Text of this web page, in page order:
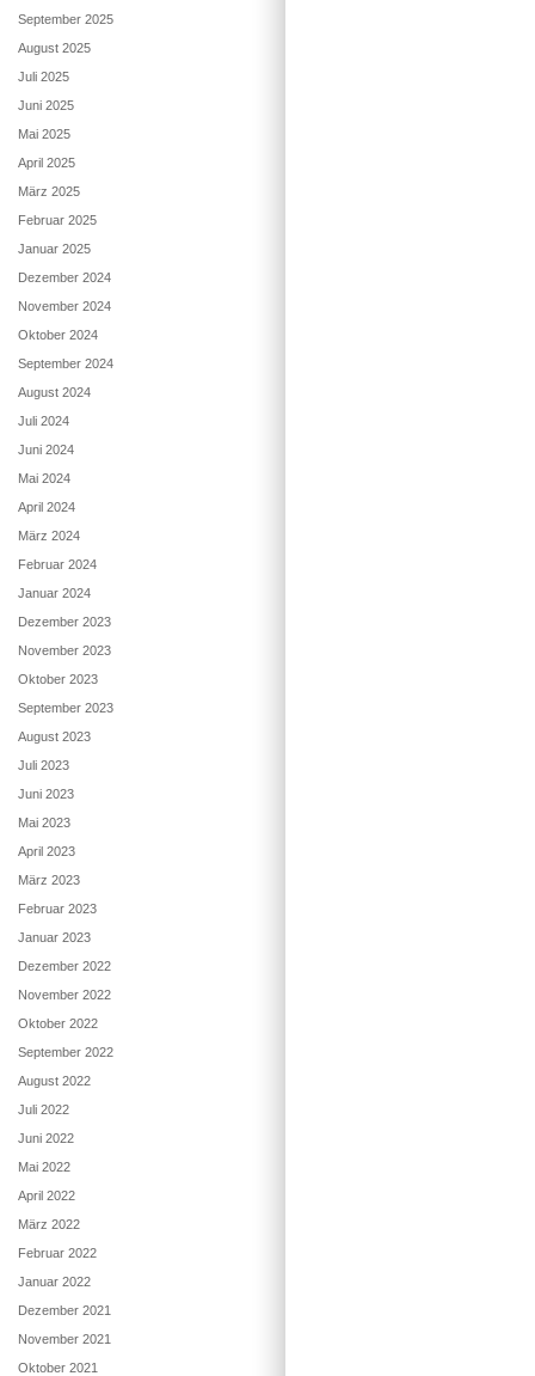
September 2025
August 2025
Juli 2025
Juni 2025
Mai 2025
April 2025
März 2025
Februar 2025
Januar 2025
Dezember 2024
November 2024
Oktober 2024
September 2024
August 2024
Juli 2024
Juni 2024
Mai 2024
April 2024
März 2024
Februar 2024
Januar 2024
Dezember 2023
November 2023
Oktober 2023
September 2023
August 2023
Juli 2023
Juni 2023
Mai 2023
April 2023
März 2023
Februar 2023
Januar 2023
Dezember 2022
November 2022
Oktober 2022
September 2022
August 2022
Juli 2022
Juni 2022
Mai 2022
April 2022
März 2022
Februar 2022
Januar 2022
Dezember 2021
November 2021
Oktober 2021